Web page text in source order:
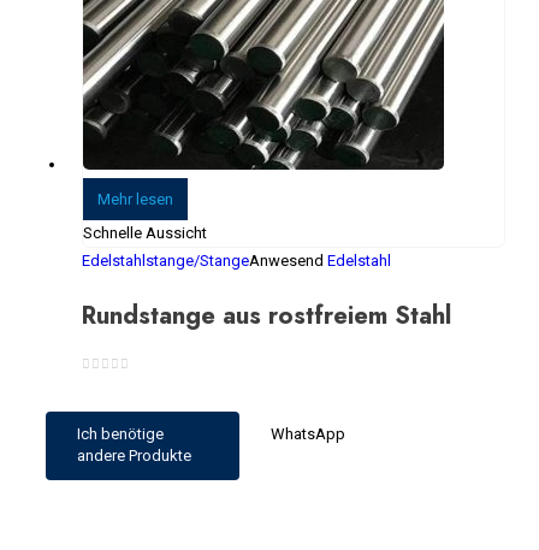
Mehr lesen
Schnelle Aussicht
Edelstahlstange/StangeAnwesend Edelstahl
Rundstange aus rostfreiem Stahl
Ich benötige
andere Produkte
WhatsApp